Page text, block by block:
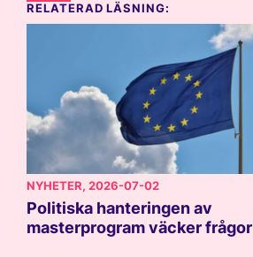
RELATERAD LÄSNING:
NYHETER, 2026-07-02
Politiska hanteringen av
masterprogram väcker frågor